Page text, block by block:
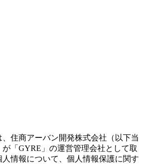
、住商アーバン開発株式会社（以下当
「GYRE」の運営管理会社として取
情報について、個人情報保護に関す